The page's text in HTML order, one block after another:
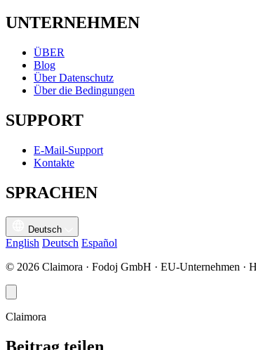
UNTERNEHMEN
ÜBER
Blog
Über Datenschutz
Über die Bedingungen
SUPPORT
E-Mail-Support
Kontakte
SPRACHEN
Deutsch
English Deutsch Español
© 2026 Claimora · Fodoj GmbH · EU-Unternehmen ·
Claimora